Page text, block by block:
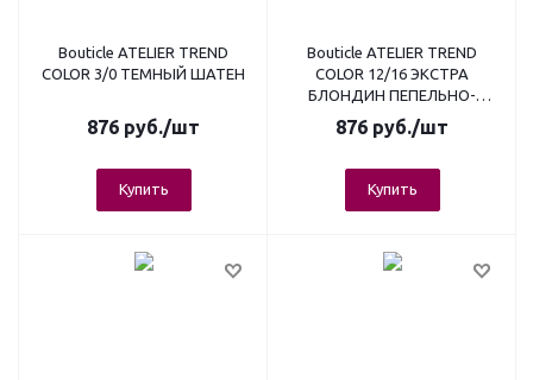
Bouticle ATELIER TREND
COLOR 3/0 ТЕМНЫЙ ШАТЕН
876 руб./шт
Купить
Bouticle ATELIER TREND
COLOR 12/16 ЭКСТРА
БЛОНДИН ПЕПЕЛЬНО-
ФИОЛЕТОВЫЙ
876 руб./шт
Купить